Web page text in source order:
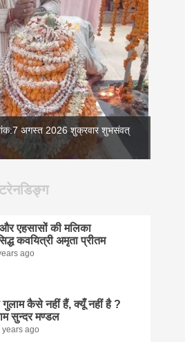
अगस्त 2026 शुक्रवार शुभसंवत्
और एहसासों की मलिका
कवयित्री अमृता प्रीतम
ago
गुलाम कैसे नहीं हैं, क्यूँ नहीं है ?
सुन्दर मण्डल
years ago